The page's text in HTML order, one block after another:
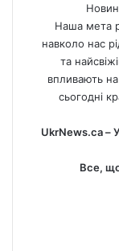
Наша мета
навколо нас
та
впливають
сьогодні
UkrNews.ca –
Все,